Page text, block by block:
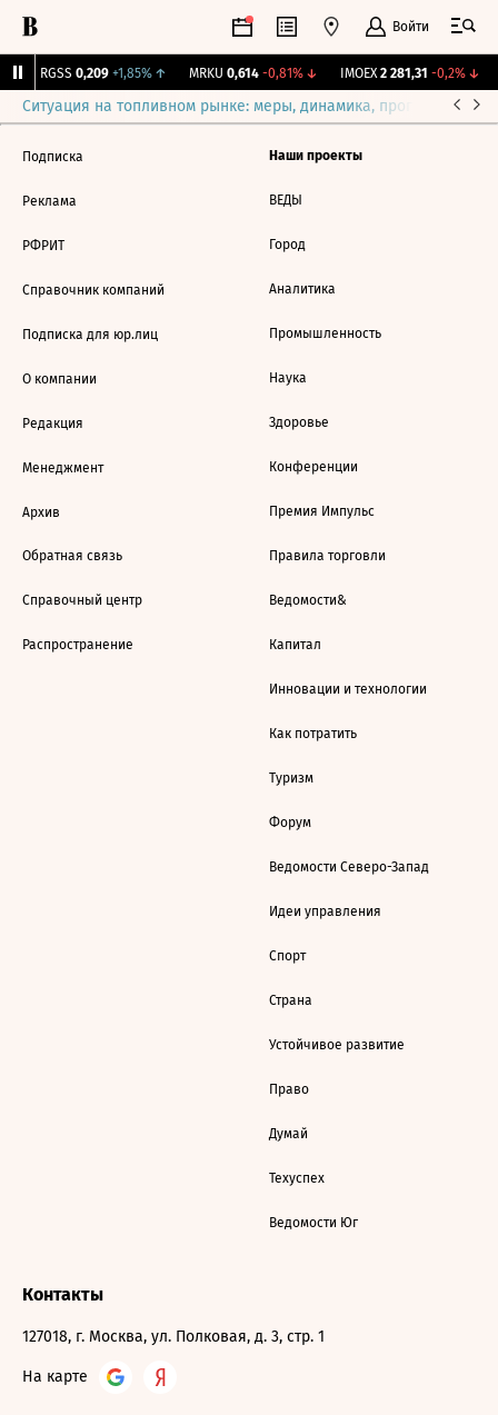
Войти
RGSS 0,209 +1,85%↑ MRKU 0,614 -0,81%↓ IMOEX 2 281,31 -0,2%↓
Ситуация на топливном рынке: меры, динамика, прогнозы
Подписка
Реклама
РФРИТ
Справочник компаний
Подписка для юр.лиц
О компании
Редакция
Менеджмент
Архив
Обратная связь
Справочный центр
Распространение
Наши проекты
ВЕДЫ
Город
Аналитика
Промышленность
Наука
Здоровье
Конференции
Премия Импульс
Правила торговли
Ведомости&
Капитал
Инновации и технологии
Как потратить
Туризм
Форум
Ведомости Северо-Запад
Идеи управления
Спорт
Страна
Устойчивое развитие
Право
Думай
Техуспех
Ведомости Юг
Контакты
127018, г. Москва, ул. Полковая, д. 3, стр. 1
На карте